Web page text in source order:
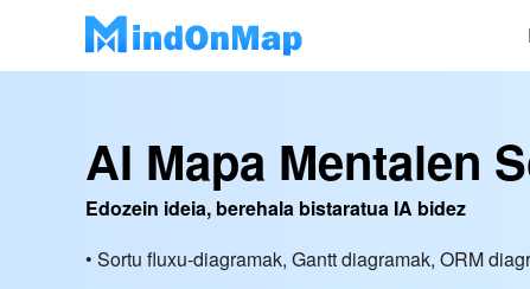
AI Mapa Mentalen
Edozein ideia, berehala bistaratua IA bidez
• Sortu fluxu-diagramak, Gantt diagramak, ORM